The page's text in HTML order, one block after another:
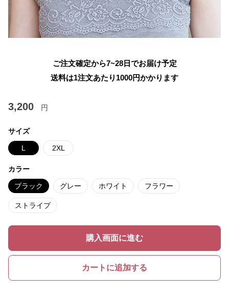
ご注文確定から7~28日でお届け予定
送料は1注文あたり 1000円かかります
3,200 円
サイズ
L 2XL
カラー
ブラック グレー ホワイト フラワー
ストライプ
購入画面に進む
カートに追加する